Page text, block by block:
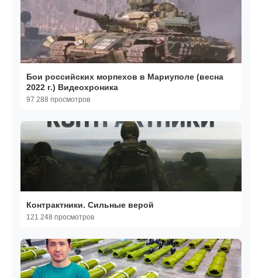
Бои российских морпехов в Мариуполе (весна
2022 г.) Видеохроника
97 288 просмотров
Контрактники. Сильные верой
121 248 просмотров